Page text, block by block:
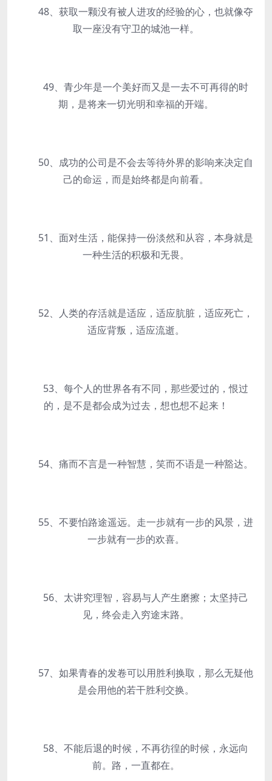
48、获取一颗没有被人进攻的经验的心，也就像夺
取一座没有守卫的城池一样。
49、青少年是一个美好而又是一去不可再得的时
期，是将来一切光明和幸福的开端。
50、成功的公司是不会去等待外界的影响来决定自
己的命运，而是始终都是向前看。
51、面对生活，能保持一份淡然和从容，本身就是
一种生活的积极和无畏。
52、人类的存活就是适应，适应肮脏，适应死亡，
适应背叛，适应流逝。
53、每个人的世界各有不同，那些爱过的，恨过
的，是不是都会成为过去，想也想不起来！
54、痛而不言是一种智慧，笑而不语是一种豁达。
55、不要怕路途遥远。走一步就有一步的风景，进
一步就有一步的欢喜。
56、太讲究理智，容易与人产生磨擦；太坚持己
见，终会走入穷途末路。
57、如果青春的发卷可以用胜利换取，那么无疑他
是会用他的若干胜利交换。
58、不能后退的时候，不再彷徨的时候，永远向
前。路，一直都在。